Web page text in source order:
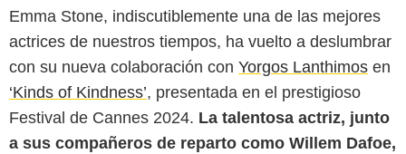
Emma Stone, indiscutiblemente una de las mejores
actrices de nuestros tiempos, ha vuelto a deslumbrar
con su nueva colaboración con Yorgos Lanthimos en
‘Kinds of Kindness’, presentada en el prestigioso
Festival de Cannes 2024. La talentosa actriz, junto
a sus compañeros de reparto como Willem Dafoe,